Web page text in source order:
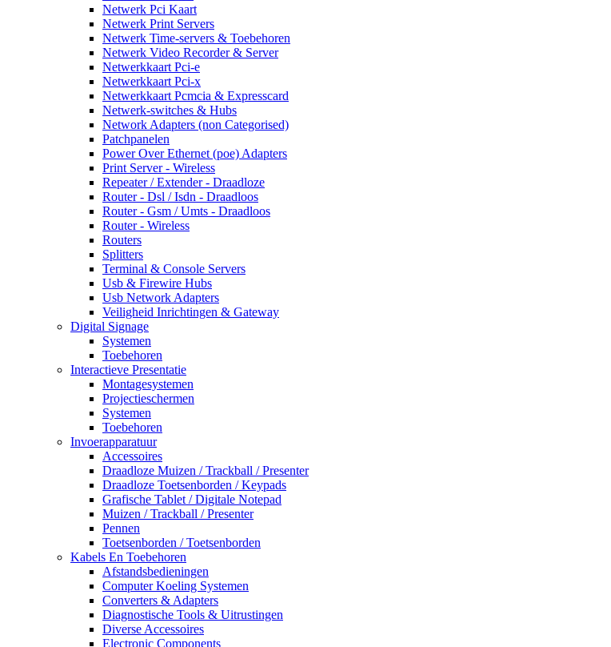
Netwerk Pci Kaart
Netwerk Print Servers
Netwerk Time-servers & Toebehoren
Netwerk Video Recorder & Server
Netwerkkaart Pci-e
Netwerkkaart Pci-x
Netwerkkaart Pcmcia & Expresscard
Netwerk-switches & Hubs
Network Adapters (non Categorised)
Patchpanelen
Power Over Ethernet (poe) Adapters
Print Server - Wireless
Repeater / Extender - Draadloze
Router - Dsl / Isdn - Draadloos
Router - Gsm / Umts - Draadloos
Router - Wireless
Routers
Splitters
Terminal & Console Servers
Usb & Firewire Hubs
Usb Network Adapters
Veiligheid Inrichtingen & Gateway
Digital Signage
Systemen
Toebehoren
Interactieve Presentatie
Montagesystemen
Projectieschermen
Systemen
Toebehoren
Invoerapparatuur
Accessoires
Draadloze Muizen / Trackball / Presenter
Draadloze Toetsenborden / Keypads
Grafische Tablet / Digitale Notepad
Muizen / Trackball / Presenter
Pennen
Toetsenborden / Toetsenborden
Kabels En Toebehoren
Afstandsbedieningen
Computer Koeling Systemen
Converters & Adapters
Diagnostische Tools & Uitrustingen
Diverse Accessoires
Electronic Components